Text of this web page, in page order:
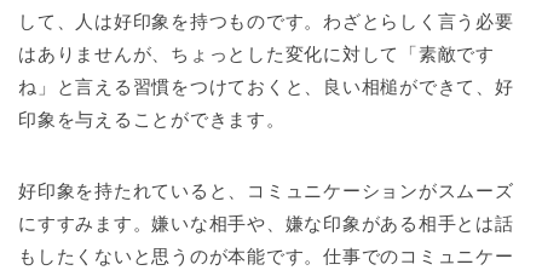
して、人は好印象を持つものです。わざとらしく言う必要
はありませんが、ちょっとした変化に対して「素敵です
ね」と言える習慣をつけておくと、良い相槌ができて、好
印象を与えることができます。
好印象を持たれていると、コミュニケーションがスムーズ
にすすみます。嫌いな相手や、嫌な印象がある相手とは話
もしたくないと思うのが本能です。仕事でのコミュニケー